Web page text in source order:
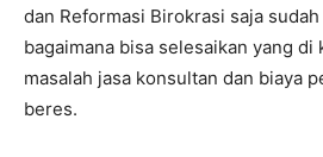
dan Reformasi Birokrasi saja
bagaimana bisa selesaikan yang di
masalah jasa konsultan dan biaya
beres.